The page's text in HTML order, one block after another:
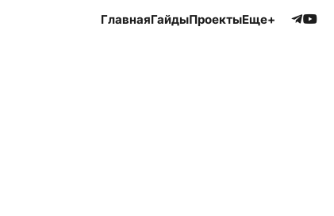
ГлавнаяГайдыПроектыЕще+